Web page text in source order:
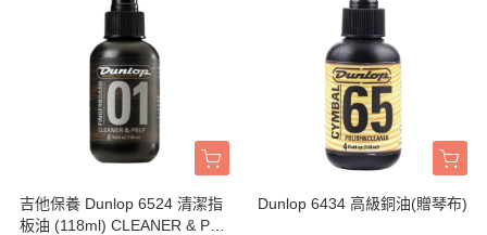
吉他保養 Dunlop 6524 清潔指
板油 (118ml) CLEANER & PR
Dunlop 6434 高級銅油(贈琴布)